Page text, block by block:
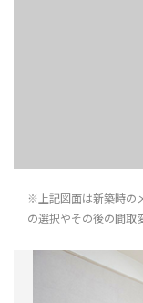
※上記図面は新築時の
の選択やその後の間取